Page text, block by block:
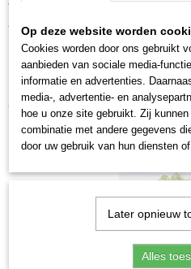
Schaal
Staat
Vegetatie 12 mm, 40 g
Ook interessant
Op deze website worden
Cookies worden door ons gebruikt
aanbieden van sociale media-
informatie en advertenties.
media-, advertentie- en
hoe u onze site gebruikt. Zij
combinatie met andere gegevens
door uw gebruik van hun diensten
Later opnieuw
Alles